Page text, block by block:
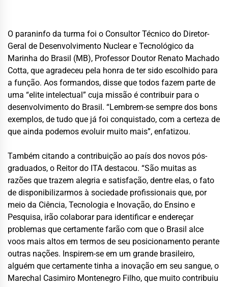
O paraninfo da turma foi o Consultor Técnico do Diretor-
Geral de Desenvolvimento Nuclear e Tecnológico da
Marinha do Brasil (MB), Professor Doutor Renato Machado
Cotta, que agradeceu pela honra de ter sido escolhido para
a função. Aos formandos, disse que todos fazem parte de
uma “elite intelectual” cuja missão é contribuir para o
desenvolvimento do Brasil. “Lembrem-se sempre dos bons
exemplos, de tudo que já foi conquistado, com a certeza de
que ainda podemos evoluir muito mais”, enfatizou.
Também citando a contribuição ao país dos novos pós-
graduados, o Reitor do ITA destacou. “São muitas as
razões que trazem alegria e satisfação, dentre elas, o fato
de disponibilizarmos à sociedade profissionais que, por
meio da Ciência, Tecnologia e Inovação, do Ensino e
Pesquisa, irão colaborar para identificar e endereçar
problemas que certamente farão com que o Brasil alce
voos mais altos em termos de seu posicionamento perante
outras nações. Inspirem-se em um grande brasileiro,
alguém que certamente tinha a inovação em seu sangue, o
Marechal Casimiro Montenegro Filho, que muito contribuiu